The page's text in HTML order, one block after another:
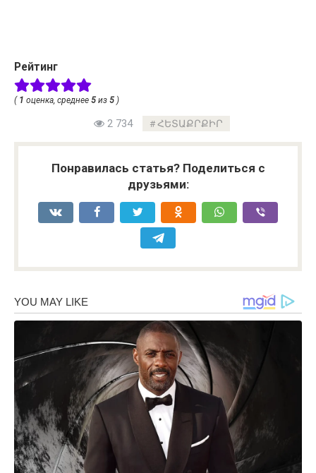
Рейтинг
( 1 оценка, среднее 5 из 5 )
2 734 ՀԵՏԱՔՐՔԻՐ
Понравилась статья? Поделиться с
друзьями: